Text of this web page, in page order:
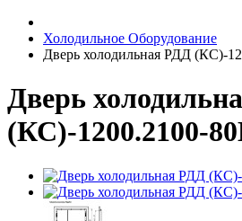
Холодильное Оборудование
Дверь холодильная РДД (КС)-
Дверь
(КС)-1200.2100-